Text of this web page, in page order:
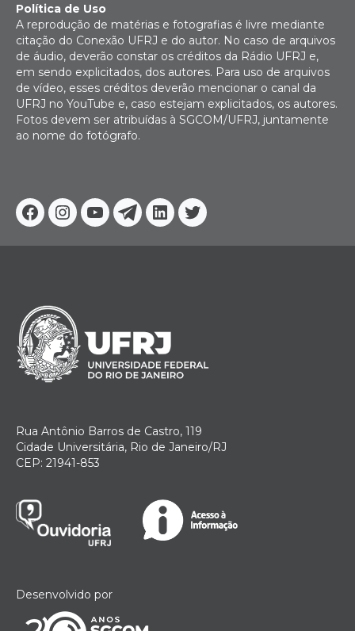
Facebook
Instagram
YoutubeTelegram
Linkedin
Twitter
Política de Uso
A reprodução de matérias e fotografias é livre mediante
citação do Conexão UFRJ e do autor. No caso de arquivos
de áudio, deverão constar os créditos da Rádio UFRJ e,
em sendo explicitados, dos autores. Para uso de arquivos
de vídeo, esses créditos deverão mencionar o canal da
UFRJ no YouTube e, caso estejam explicitados, os autores.
Fotos devem ser atribuídas à SGCOM/UFRJ, juntamente
ao nome do fotógrafo.
Rua Antônio Barros de Castro, 119
Cidade Universitária, Rio de Janeiro/RJ
CEP: 21941-853
Desenvolvido por